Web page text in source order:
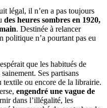
légal, il n’en a pas toujours
des heures sombres en 1920,
. Destinée à relancer
politique n’a pourtant pas eu
que les habitués de
Ses partisans
textile ou encore de la librairie.
engendré une vague de
dans l’illégalité, les